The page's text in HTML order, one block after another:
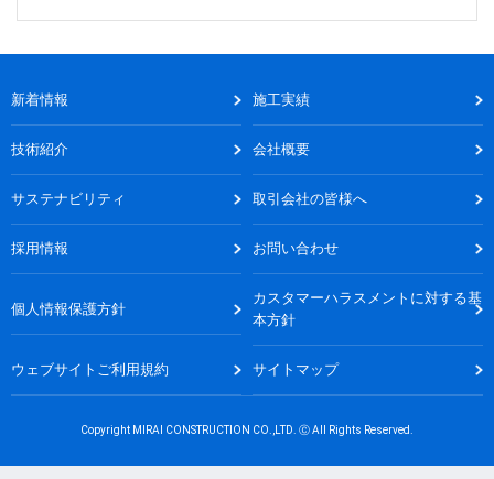
新着情報 施工実績
技術紹介 会社概要
サステナビリティ 取引会社の皆様へ
採用情報 お問い合わせ
個人情報保護方針
カスタマーハラスメントに対する基
本方針
ウェブサイトご利用規約 サイトマップ
Copyright MIRAI CONSTRUCTION CO.,LTD. Ⓒ All Rights Reserved.